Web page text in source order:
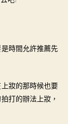
時間允許推薦先
妝的那時候也要
打的辦法上妝，